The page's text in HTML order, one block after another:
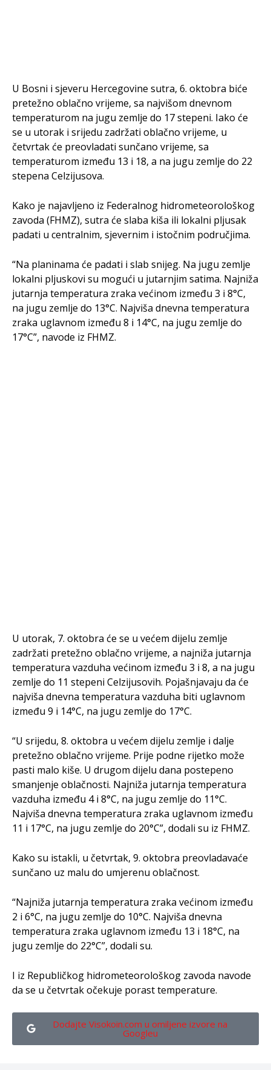
U Bosni i sjeveru Hercegovine sutra, 6. oktobra biće
pretežno oblačno vrijeme, sa najvišom dnevnom
temperaturom na jugu zemlje do 17 stepeni. Iako će
se u utorak i srijedu zadržati oblačno vrijeme, u
četvrtak će preovladati sunčano vrijeme, sa
temperaturom između 13 i 18, a na jugu zemlje do 22
stepena Celzijusova.
Kako je najavljeno iz Federalnog hidrometeorološkog
zavoda (FHMZ), sutra će slaba kiša ili lokalni pljusak
padati u centralnim, sjevernim i istočnim područjima.
“Na planinama će padati i slab snijeg. Na jugu zemlje
lokalni pljuskovi su mogući u jutarnjim satima. Najniža
jutarnja temperatura zraka većinom između 3 i 8°C,
na jugu zemlje do 13°C. Najviša dnevna temperatura
zraka uglavnom između 8 i 14°C, na jugu zemlje do
17°C”, navode iz FHMZ.
U utorak, 7. oktobra će se u većem dijelu zemlje
zadržati pretežno oblačno vrijeme, a najniža jutarnja
temperatura vazduha većinom između 3 i 8, a na jugu
zemlje do 11 stepeni Celzijusovih. Pojašnjavaju da će
najviša dnevna temperatura vazduha biti uglavnom
između 9 i 14°C, na jugu zemlje do 17°C.
“U srijedu, 8. oktobra u većem dijelu zemlje i dalje
pretežno oblačno vrijeme. Prije podne rijetko može
pasti malo kiše. U drugom dijelu dana postepeno
smanjenje oblačnosti. Najniža jutarnja temperatura
vazduha između 4 i 8°C, na jugu zemlje do 11°C.
Najviša dnevna temperatura zraka uglavnom između
11 i 17°C, na jugu zemlje do 20°C”, dodali su iz FHMZ.
Kako su istakli, u četvrtak, 9. oktobra preovladavaće
sunčano uz malu do umjerenu oblačnost.
“Najniža jutarnja temperatura zraka većinom između
2 i 6°C, na jugu zemlje do 10°C. Najviša dnevna
temperatura zraka uglavnom između 13 i 18°C, na
jugu zemlje do 22°C”, dodali su.
I iz Republičkog hidrometeorološkog zavoda navode
da se u četvrtak očekuje porast temperature.
Dodajte Visokoin.com u omiljene izvore na
Googleu